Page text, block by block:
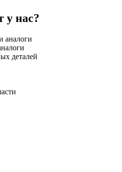
у нас?
деталей